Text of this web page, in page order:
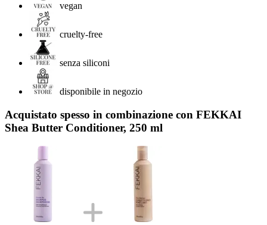
vegan
cruelty-free
senza siliconi
disponibile in negozio
Acquistato spesso in combinazione con FEKKAI
Shea Butter Conditioner, 250 ml